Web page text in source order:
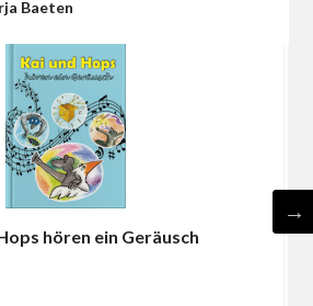
Baeten
hören ein Geräusch